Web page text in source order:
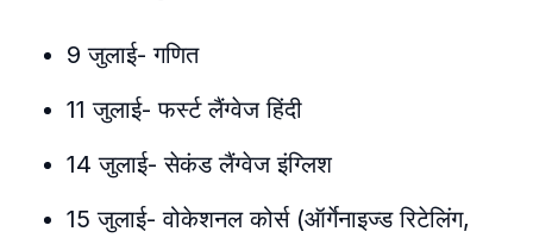
9 जुलाई- गणित
11 जुलाई- फर्स्ट लैंग्वेज हिंदी
14 जुलाई- सेकंड लैंग्वेज इंग्लिश
15 जुलाई- वोकेशनल कोर्स (ऑर्गेनाइज्ड रिटेलिंग,